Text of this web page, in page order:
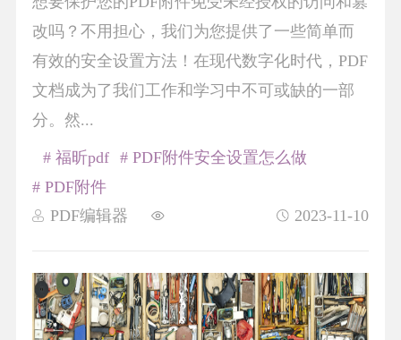
改吗？不用担心，我们为您提供了一些简单而
有效的安全设置方法！在现代数字化时代，PDF
文档成为了我们工作和学习中不可或缺的一部
分。然...
PDF编辑器 2023-11-10
# 福昕pdf
# PDF附件安全设置怎么做
# PDF附件